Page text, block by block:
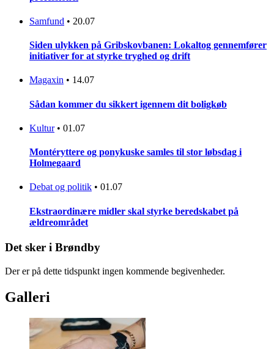
Samfund • 20.07
Siden ulykken på Gribskovbanen: Lokaltog gennemfører
initiativer for at styrke tryghed og drift
Magaxin • 14.07
Sådan kommer du sikkert igennem dit boligkøb
Kultur • 01.07
Montéryttere og ponykuske samles til stor løbsdag i
Holmegaard
Debat og politik • 01.07
Ekstraordinære midler skal styrke beredskabet på
ældreområdet
Det sker i Brøndby
Der er på dette tidspunkt ingen kommende begivenheder.
Galleri